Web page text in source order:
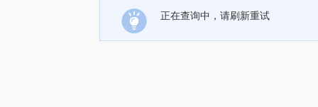
正在查询中，请刷新重试